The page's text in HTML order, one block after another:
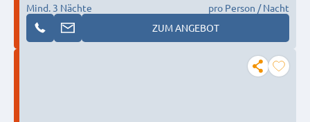
Mind. 3 Nächte
pro Person / Nacht
ZUM ANGEBOT